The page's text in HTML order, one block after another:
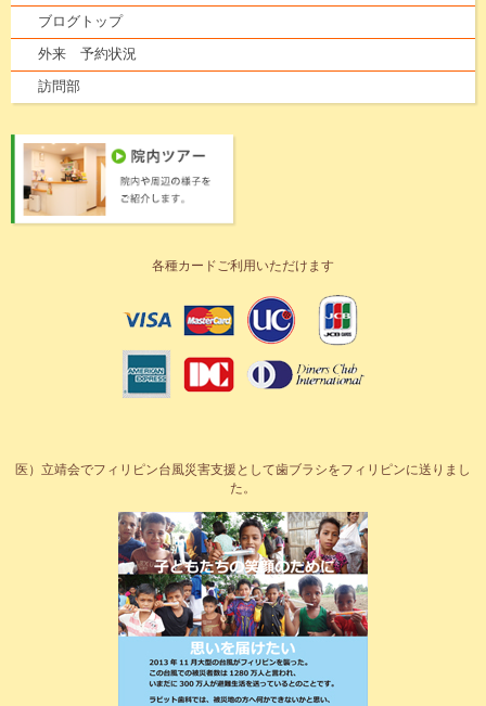
ブログトップ
外来 予約状況
訪問部
各種カードご利用いただけます
医）立靖会でフィリピン台風災害支援として歯ブラシをフィリピンに送りまし
た。